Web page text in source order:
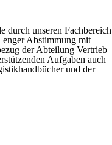
durch unseren Fachbereich
Abstimmung mit
der Abteilung Vertrieb
Aufgaben auch
und der